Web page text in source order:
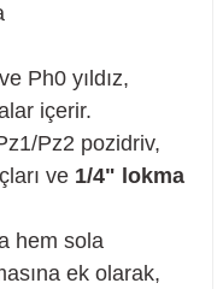
Ph0 yıldız,
içerir.
Pz2 pozidriv,
ve 1/4" lokma
hem sola
ek olarak,